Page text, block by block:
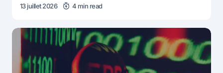
13 juillet 2026 4 min read